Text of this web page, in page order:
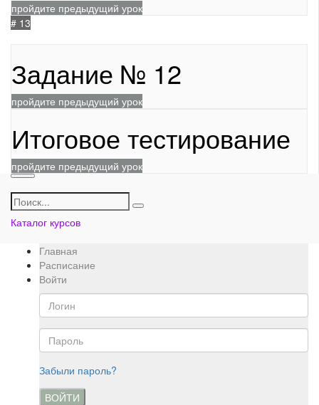
пройдите предыдущий урок
# 13
Задание № 12
пройдите предыдущий урок
Итоговое тестирование
пройдите предыдущий урок
Каталог курсов
Главная
Расписание
Войти
Забыли пароль?
ВОЙТИ